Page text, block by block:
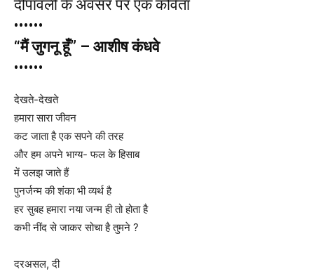
दीपावली के अवसर पर एक कविता
••••••
“मैं जुगनू हूँ” – आशीष कंधवे
••••••
देखते-देखते
हमारा सारा जीवन
कट जाता है एक सपने की तरह
और हम अपने भाग्य- फल के हिसाब
में उलझ जाते हैं
पुनर्जन्म की शंका भी व्यर्थ है
हर सुबह हमारा नया जन्म ही तो होता है
कभी नींद से जाकर सोचा है तुमने ?
दरअसल, दी